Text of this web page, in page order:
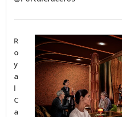
R
o
y
a
l
C
a